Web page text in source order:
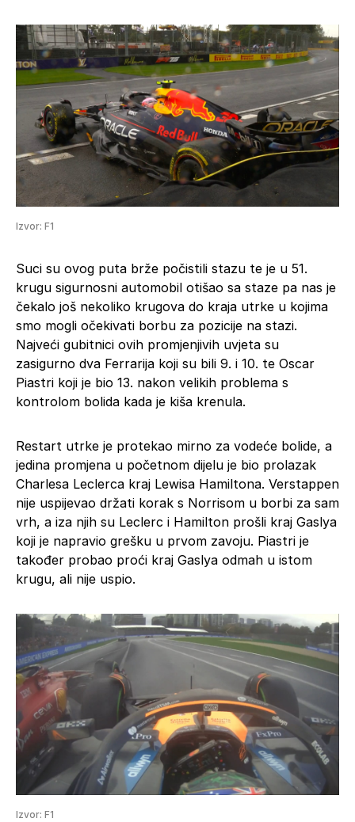
Izvor: F1
Suci su ovog puta brže počistili stazu te je u 51.
krugu sigurnosni automobil otišao sa staze pa nas je
čekalo još nekoliko krugova do kraja utrke u kojima
smo mogli očekivati borbu za pozicije na stazi.
Najveći gubitnici ovih promjenjivih uvjeta su
zasigurno dva Ferrarija koji su bili 9. i 10. te Oscar
Piastri koji je bio 13. nakon velikih problema s
kontrolom bolida kada je kiša krenula.
Restart utrke je protekao mirno za vodeće bolide, a
jedina promjena u početnom dijelu je bio prolazak
Charlesa Leclerca kraj Lewisa Hamiltona. Verstappen
nije uspijevao držati korak s Norrisom u borbi za sam
vrh, a iza njih su Leclerc i Hamilton prošli kraj Gaslya
koji je napravio grešku u prvom zavoju. Piastri je
također probao proći kraj Gaslya odmah u istom
krugu, ali nije uspio.
Izvor: F1